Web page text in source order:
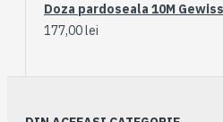
Doza pardoseala 10M
177,00 lei